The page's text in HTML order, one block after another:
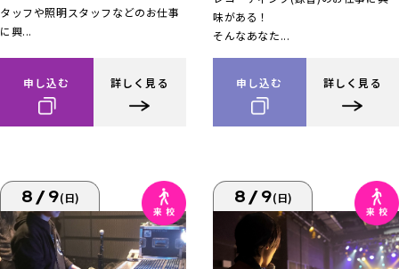
タッフや照明スタッフなどのお仕事
に興...
申し込む 詳しく見る
味がある！
そんなあなた...
申し込む 詳しく見る
8/9(日) 8/9(日)